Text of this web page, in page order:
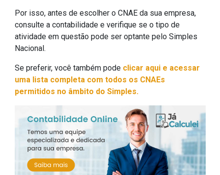
Por isso, antes de escolher o CNAE da sua empresa,
consulte a contabilidade e verifique se o tipo de
atividade em questão pode ser optante pelo Simples
Nacional.
Se preferir, você também pode clicar aqui e acessar
uma lista completa com todos os CNAEs
permitidos no âmbito do Simples.